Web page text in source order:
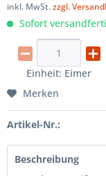
inkl. MwSt.zzgl.
Sofort
Einheit: Eimer
Merken
Artikel-Nr.:
Beschreibung